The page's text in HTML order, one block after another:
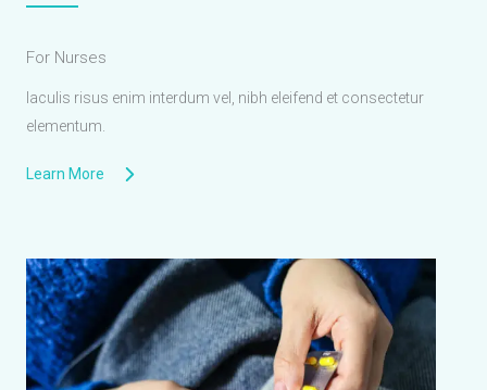
For Nurses
Iaculis risus enim interdum vel, nibh eleifend et consectetur
elementum.
Learn More